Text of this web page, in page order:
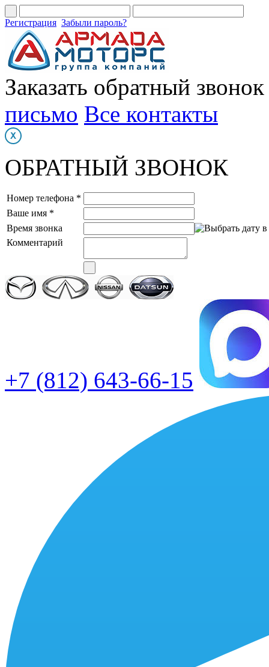
Регистрация Забыли пароль?
Заказать обратный звонок
письмо Все контакты
ОБРАТНЫЙ ЗВОНОК
Номер телефона *
Ваше имя *
Время звонка
Комментарий
+7 (812) 643-66-15